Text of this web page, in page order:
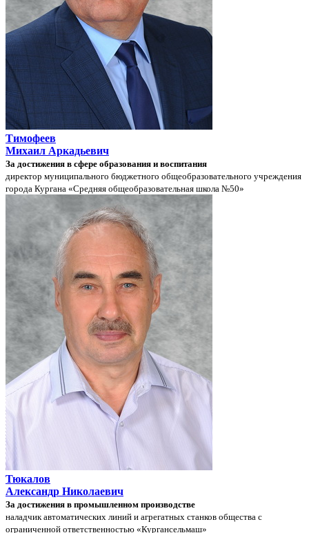
Тимофеев
Михаил Аркадьевич
За достижения в сфере образования и воспитания
директор муниципального бюджетного общеобразовательного учреждения
города Кургана «Средняя общеобразовательная школа №50»
Тюкалов
Александр Николаевич
За достижения в промышленном производстве
наладчик автоматических линий и агрегатных станков общества с
ограниченной ответственностью «Кургансельмаш»